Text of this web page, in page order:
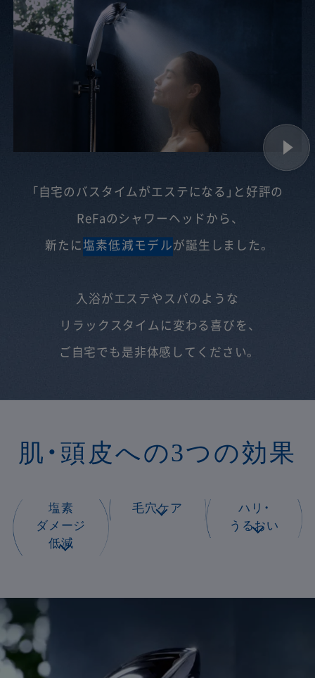
「自宅のバスタイムがエステになる」と好評の
ReFaのシャワーヘッドから、
新たに塩素低減モデルが誕生しました。
入浴がエステやスパのような
リラックスタイムに変わる喜びを、
ご自宅でも是非体感してください。
肌・頭皮への3つの効果
塩素
ダメージ
低減
毛穴ケア
ハリ・
うるおい